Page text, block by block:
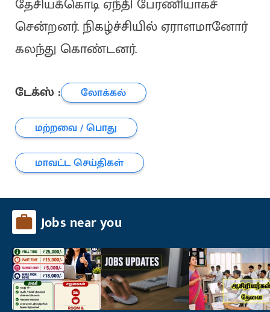
தேசியக்கொடி ஏந்தி பேரணியாகச்
சென்றனர். நிகழ்ச்சியில் ஏராளமானோர்
கலந்து கொண்டனர்.
டேக்ஸ் :
லோக்கல்
மற்றவை / பொது
மாவட்ட செய்திகள்
Jobs near you